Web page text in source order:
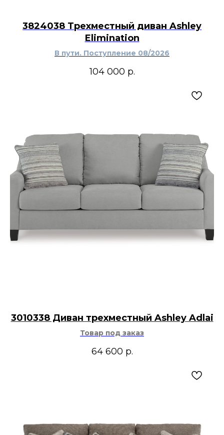
3824038 Трехместный диван Ashley
Elimination
В пути. Поступление 08/2026
104 000 р.
3010338 Диван трехместный Ashley Adlai
Товар под заказ
64 600 р.